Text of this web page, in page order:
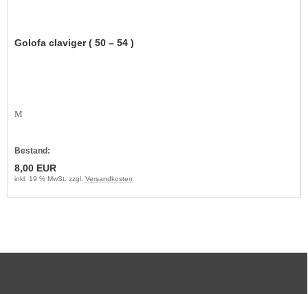
Golofa claviger ( 50 – 54 )
M
Bestand:
8,00 EUR
inkl. 19 % MwSt. zzgl. Versandkosten